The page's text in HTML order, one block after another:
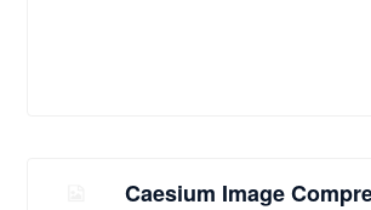
Caesium Image